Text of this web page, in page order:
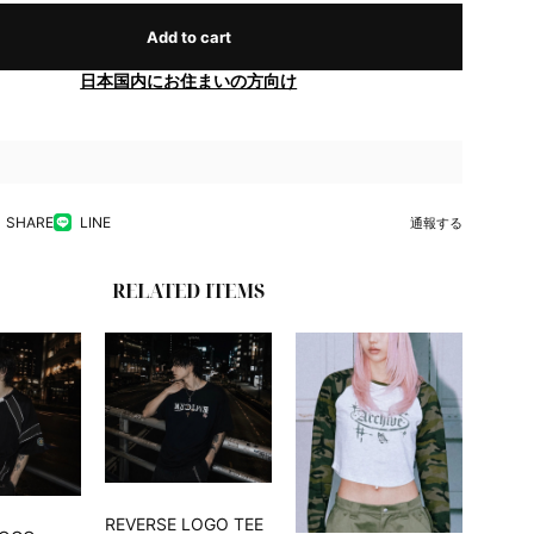
Add to cart
日本国内にお住まいの方向け
SHARE LINE 通報する
RELATED ITEMS
REVERSE LOGO TEE